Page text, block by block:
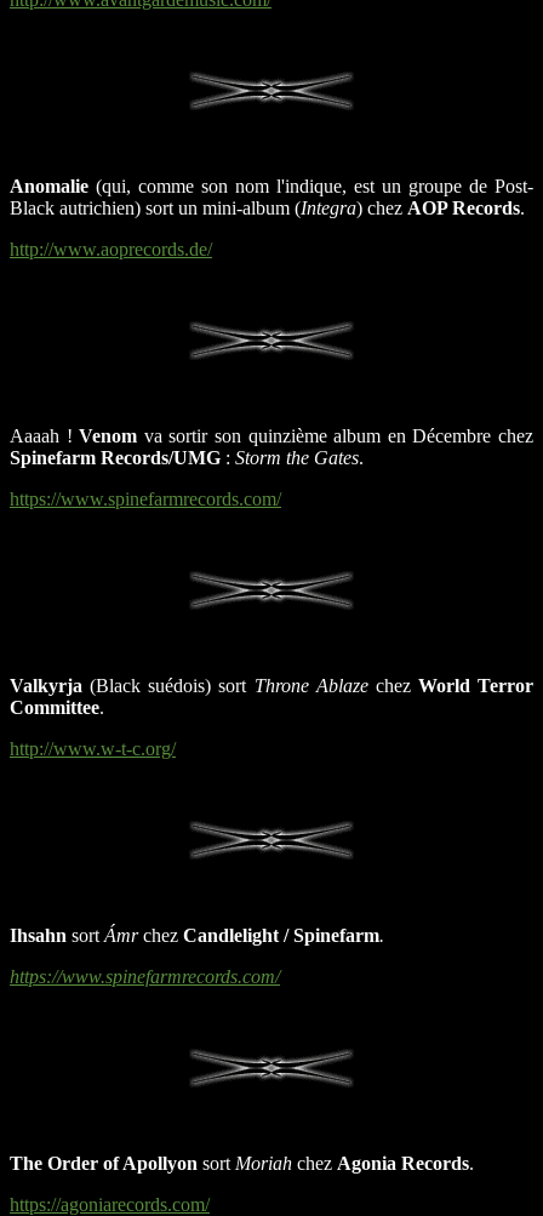
Anomalie (qui, comme son nom l'indique, est un groupe de Post-
Black autrichien) sort un mini-album (Integra) chez AOP Records.
http://www.aoprecords.de/
Aaaah !Venom va sortir son quinzième album en Décembre chez
Spinefarm Records/UMG : Storm the Gates.
https://www.spinefarmrecords.com/
Valkyrja (Black suédois) sort Throne Ablazechez World Terror
Committee.
http://www.w-t-c.org/
Ihsahn sort Ámrchez Candlelight / Spinefarm.
https://www.spinefarmrecords.com/
The Order of Apollyon sort Moriah chez Agonia Records.
https://agoniarecords.com/